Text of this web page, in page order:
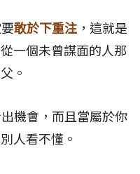
敢於下重注 ，這就是
一個未曾謀面的人那
。
機會，而且當屬於你
人看不懂。